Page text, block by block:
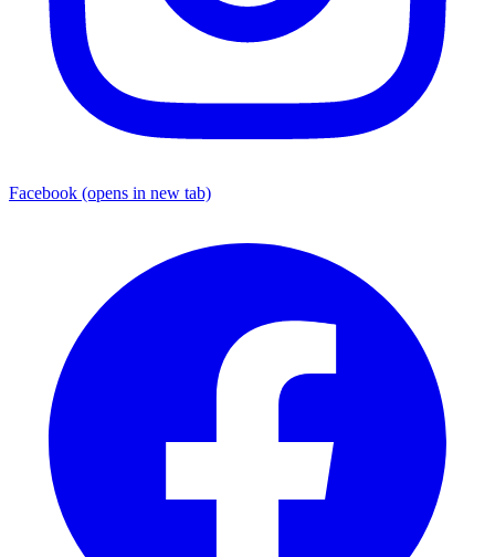
Facebook (opens in new tab)